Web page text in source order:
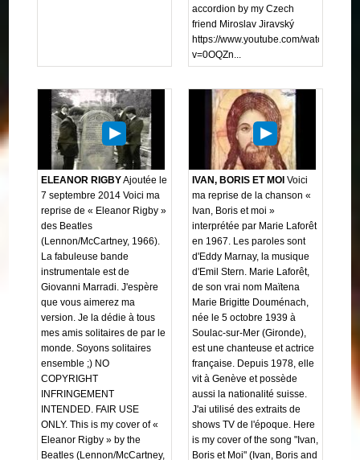
accordion by my Czech
friend Miroslav Jiravský
https://www.youtube.com/watch?
v=0OQZn...
ELEANOR RIGBYAjoutée le
7 septembre 2014 Voici ma
reprise de « Eleanor Rigby »
des Beatles
(Lennon/McCartney, 1966).
La fabuleuse bande
instrumentale est de
Giovanni Marradi. J'espère
que vous aimerez ma
version. Je la dédie à tous
mes amis solitaires de par le
monde. Soyons solitaires
ensemble ;) NO
COPYRIGHT
INFRINGEMENT
INTENDED. FAIR USE
ONLY. This is my cover of «
Eleanor Rigby » by the
Beatles (Lennon/McCartney,
IVAN, BORIS ET MOI Voici
ma reprise de la chanson «
Ivan, Boris et moi »
interprétée par Marie Laforêt
en 1967. Les paroles sont
d'Eddy Marnay, la musique
d'Emil Stern. Marie Laforêt,
de son vrai nom Maïtena
Marie Brigitte Douménach,
née le 5 octobre 1939 à
Soulac-sur-Mer (Gironde),
est une chanteuse et actrice
française. Depuis 1978, elle
vit à Genève et possède
aussi la nationalité suisse.
J'ai utilisé des extraits de
shows TV de l'époque. Here
is my cover of the song "Ivan,
Boris et Moi" (Ivan, Boris and